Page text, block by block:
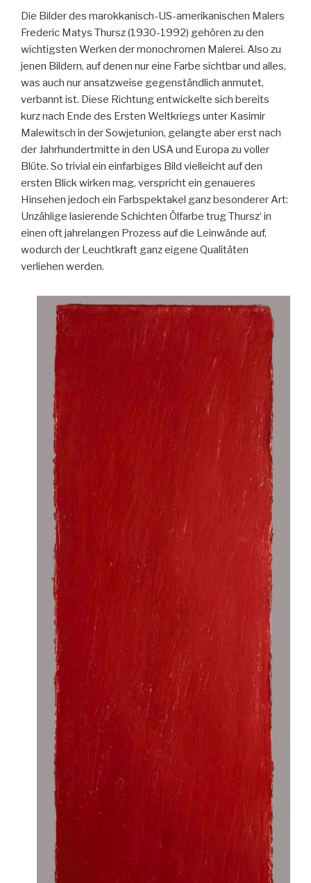
Die Bilder des marokkanisch-US-amerikanischen Malers
Frederic Matys Thursz (1930-1992) gehören zu den
wichtigsten Werken der monochromen Malerei. Also zu
jenen Bildern, auf denen nur eine Farbe sichtbar und alles,
was auch nur ansatzweise gegenständlich anmutet,
verbannt ist. Diese Richtung entwickelte sich bereits
kurz nach Ende des Ersten Weltkriegs unter Kasimir
Malewitsch in der Sowjetunion, gelangte aber erst nach
der Jahrhundertmitte in den USA und Europa zu voller
Blüte. So trivial ein einfarbiges Bild vielleicht auf den
ersten Blick wirken mag, verspricht ein genaueres
Hinsehen jedoch ein Farbspektakel ganz besonderer Art:
Unzählige lasierende Schichten Ölfarbe trug Thursz‘ in
einen oft jahrelangen Prozess auf die Leinwände auf,
wodurch der Leuchtkraft ganz eigene Qualitäten
verliehen werden.